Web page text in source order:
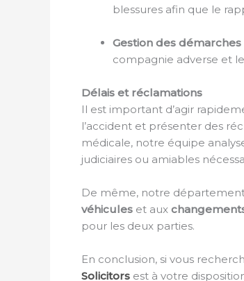
blessures afin que le
Gestion des démarches
compagnie adverse et
Délais et réclamations
Il est important d’agir
l’accident et présenter des
médicale, notre équipe
judiciaires ou amiables
De même, notre
véhicules et aux
pour les deux parties.
En conclusion, si vous
Solicitors est à votre